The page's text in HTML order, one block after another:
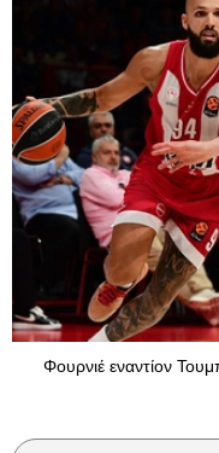
Φουρνιέ εναντίον